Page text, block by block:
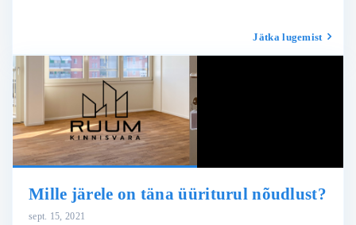
Jätka lugemist
Mille järele on täna üüriturul nõudlust?
sept. 15, 2021